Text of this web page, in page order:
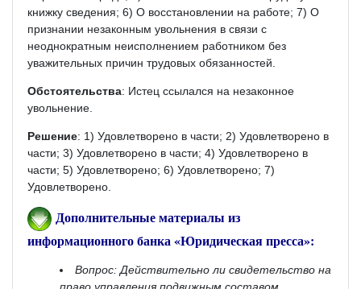
книжку сведения; 6) О восстановлении на работе; 7) О
признании незаконным увольнения в связи с
неоднократным неисполнением работником без
уважительных причин трудовых обязанностей.
Обстоятельства: Истец ссылался на незаконное
увольнение.
Решение: 1) Удовлетворено в части; 2) Удовлетворено в
части; 3) Удовлетворено в части; 4) Удовлетворено в
части; 5) Удовлетворено; 6) Удовлетворено; 7)
Удовлетворено.
Дополнительные материалы из
информационного банка «Юридическая пресса»:
Вопрос: Действительно ли свидетельство на